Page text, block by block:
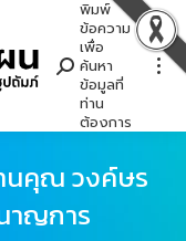
Search:
พิมพ์
ข้อความ
เพื่อ
ค้นหา
ข้อมูลที่
ท่าน
ต้องการ
นคุณ วงค์ษร
าญการ